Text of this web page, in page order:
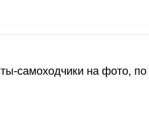
самоходчики на фото,